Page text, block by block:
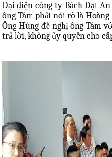
Đại diện công ty Bách Đạt
ông Tâm phải nói rõ là
Ông Hùng đề nghị ông Tâm
trả lời, không ủy quyền cho